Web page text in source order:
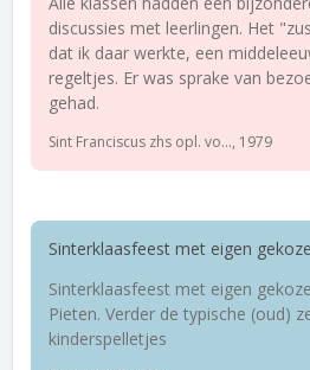
discussies met leerlingen. Het
dat ik daar werkte, een
regeltjes. Er was sprake van
gehad.
Sint Franciscus zhs opl. vo..., 1979
Sinterklaasfeest met eigen
Sinterklaasfeest met eigen
Pieten. Verder de typische (oud)
kinderspelletjes